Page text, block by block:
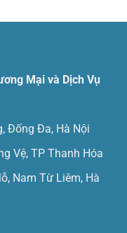
Mại và Dịch Vụ
Đống Đa, Hà Nội
Vệ, TP Thanh Hóa
Nam Từ Liêm, Hà